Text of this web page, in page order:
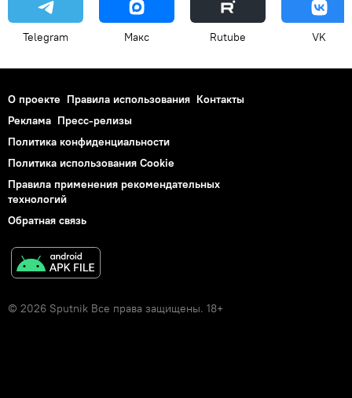
Telegram Макс Rutube VK
О проекте Правила использования Контакты
Реклама Пресс-релизы
Политика конфиденциальности
Политика использования Cookie
Правила применения рекомендательных
технологий
Обратная связь
© 2026 Sputnik Все права защищены. 18+